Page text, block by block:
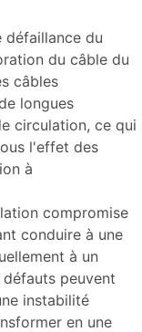
défaillance du
du câble du
câbles
longues
circulation, ce qui
l'effet des
à
compromise
conduire à une
à un
peuvent
instabilité
en une